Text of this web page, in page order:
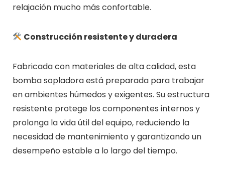
relajación mucho más confortable.
Construcción resistente y duradera
Fabricada con materiales de alta calidad, esta
bomba sopladora está preparada para trabajar
en ambientes húmedos y exigentes. Su estructura
resistente protege los componentes internos y
prolonga la vida útil del equipo, reduciendo la
necesidad de mantenimiento y garantizando un
desempeño estable a lo largo del tiempo.